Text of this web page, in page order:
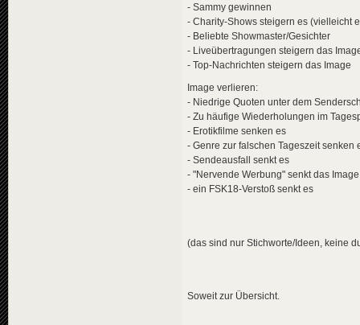
- Sammy gewinnen
- Charity-Shows steigern es (vielleicht
- Beliebte Showmaster/Gesichter
- Liveübertragungen steigern das
- Top-Nachrichten steigern das Image
Image verlieren:
- Niedrige Quoten unter dem
- Zu häufige Wiederholungen im
- Erotikfilme senken es
- Genre zur falschen Tageszeit
- Sendeausfall senkt es
- "Nervende Werbung" senkt das
- ein FSK18-Verstoß senkt es
(das sind nur Stichworte/Ideen, keine
Soweit zur Übersicht.